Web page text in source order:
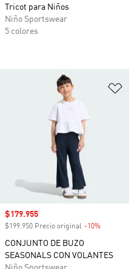
Tricot para Niños
Niño Sportswear
5 colores
Precio de venta
$179.955
$199.950 Precio original -10%
CONJUNTO DE BUZO
SEASONALS CON VOLANTES